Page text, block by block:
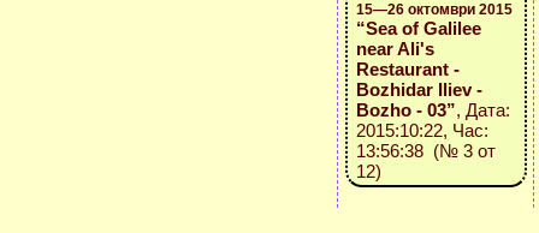
15—26 октомври 2015
“Sea of Galilee
near Ali's
Restaurant -
Bozhidar Iliev -
Bozho - 03”, Дата:
2015:10:22, Час:
13:56:38 (№ 3 от
12)